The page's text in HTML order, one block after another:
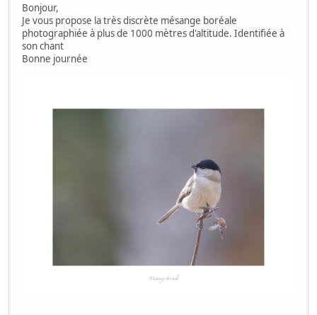
Bonjour,
Je vous propose la très discrète mésange boréale
photographiée à plus de 1000 mètres d'altitude. Identifiée à
son chant
Bonne journée